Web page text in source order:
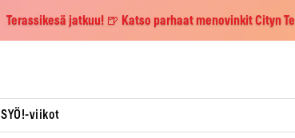
Terassikesä jatkuu! 🍺 Katso parhaat menovinkit Cityn
SYÖ!-viikot